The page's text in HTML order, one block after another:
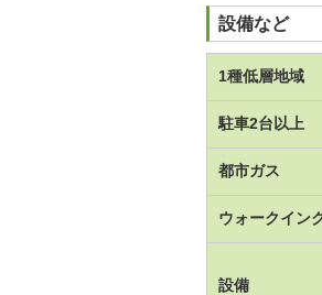
設備など
1種低層地域
駐車2台以上
都市ガス
ウォークイン
設備